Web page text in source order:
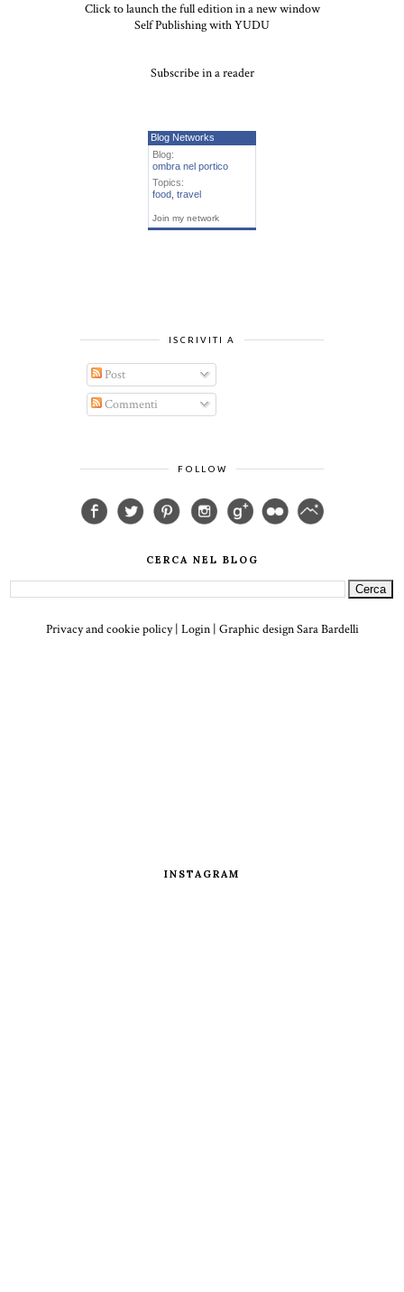
Click to launch the full edition in a new window
Self Publishing with YUDU
Subscribe in a reader
Blog Networks
Blog:
ombra nel portico
Topics:
food travel
Join my network
ISCRIVITI A
Post
Commenti
FOLLOW
CERCA NEL BLOG
Privacy and cookie policy| Login| Graphic designSara Bardelli
INSTAGRAM